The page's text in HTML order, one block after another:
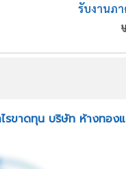
รับงานภา
รขาดทุน บริษัท ห้างทอง